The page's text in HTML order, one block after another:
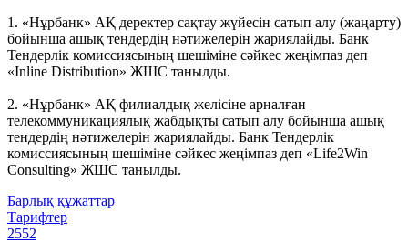
1. «Нұрбанк» АҚ деректер сақтау жүйесін сатып алу (жаңарту)
бойынша ашық тендердің нәтижелерін жариялайды. Банк
Тендерлік комиссиясының шешіміне сәйкес жеңімпаз деп
«Inline Distribution» ЖШС танылды.
2. «Нұрбанк» АҚ филиалдық желісіне арналған
телекоммуникациялық жабдықты сатып алу бойынша ашық
тендердің нәтижелерін жариялайды. Банк Тендерлік
комиссиясының шешіміне сәйкес жеңімпаз деп «Life2Win
Consulting» ЖШС танылды.
Барлық құжаттар
Тарифтер
2552